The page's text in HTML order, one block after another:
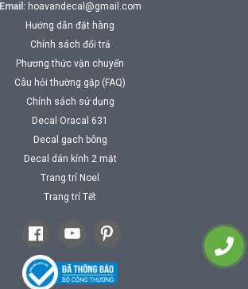
Email: hoavandecal@gmail.com
Hướng dẫn đặt hàng
Chính sách đổi trả
Phương thức vận chuyển
Câu hỏi thường gặp (FAQ)
Chính sách sử dụng
Decal Oracal 631
Decal gạch bông
Decal dán kính 2 mặt
Trang trí Noel
Trang trí Tết